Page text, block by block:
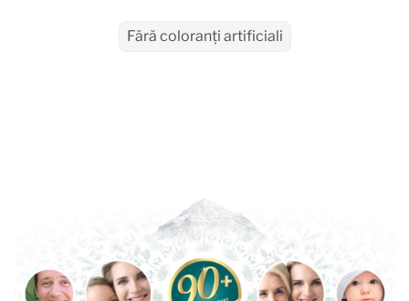
Fără coloranți artificiali